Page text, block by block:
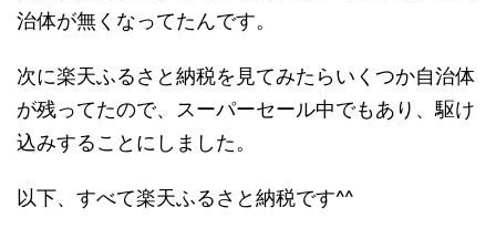
治体が無くなってたんです。
次に楽天ふるさと納税を見てみたらいくつか自治体
が残ってたので、スーパーセール中でもあり、駆け
込みすることにしました。
以下、すべて楽天ふるさと納税です^^